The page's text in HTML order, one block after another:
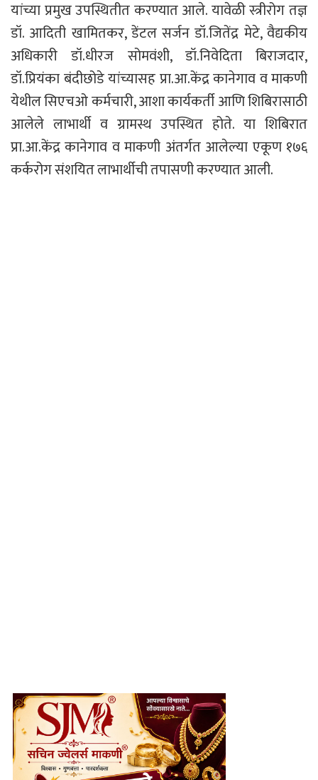
यांच्या प्रमुख उपस्थितीत करण्यात आले. यावेळी स्त्रीरोग तज्ञ
डॉ. आदिती खामितकर, डेंटल सर्जन डॉ.जितेंद्र मेटे, वैद्यकीय
अधिकारी डॉ.धीरज सोमवंशी, डॉ.निवेदिता बिराजदार,
डॉ.प्रियंका बंदीछोडे यांच्यासह प्रा.आ.केंद्र कानेगाव व माकणी
येथील सिएचओ कर्मचारी, आशा कार्यकर्ती आणि शिबिरासाठी
आलेले लाभार्थी व ग्रामस्थ उपस्थित होते. या शिबिरात
प्रा.आ.केंद्र कानेगाव व माकणी अंतर्गत आलेल्या एकूण १७६
कर्करोग संशयित लाभार्थीची तपासणी करण्यात आली.